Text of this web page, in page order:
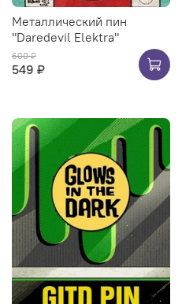
Металлический пин
"Daredevil Elektra"
600 ₽
549 ₽